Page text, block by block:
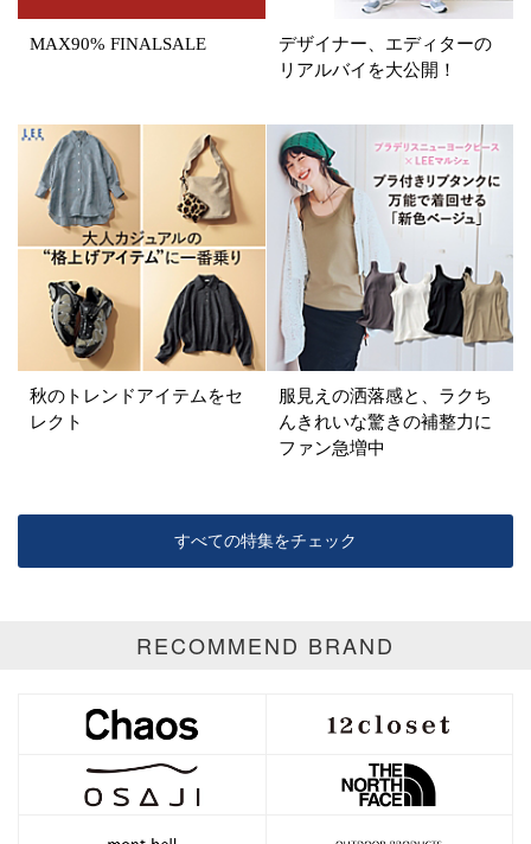
在庫あり
カラー
ホワイト ブラック グレー
ベージュ ブラウン オレンジ
イエロー ピンク
パープル グリーン ブルー
マルチ
MAX90% FINALSALE
デザイナー、エディターの
リアルバイを大公開！
秋のトレンドアイテムをセ
レクト
服見えの洒落感と、ラクち
んきれいな驚きの補整力に
ファン急増中
すべての特集をチェック
RECOMMEND BRAND